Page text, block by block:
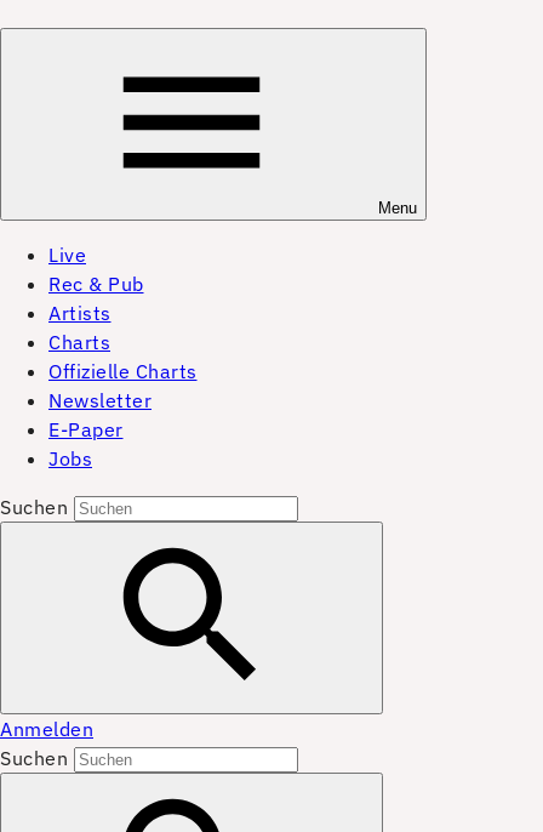
Menu
Live
Rec & Pub
Artists
Charts
Offizielle Charts
Newsletter
E-Paper
Jobs
Suchen
Anmelden
Suchen